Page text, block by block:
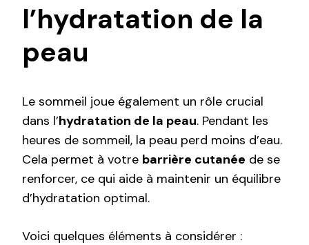
l’hydratation de la
peau
Le sommeil joue également un rôle crucial
dans l’hydratation de la peau. Pendant les
heures de sommeil, la peau perd moins d’eau.
Cela permet à votre barrière cutanée de se
renforcer, ce qui aide à maintenir un équilibre
d’hydratation optimal.
Voici quelques éléments à considérer :